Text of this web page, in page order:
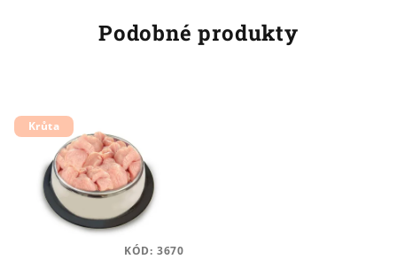
Podobné produkty
Krůta
KÓD: 3670